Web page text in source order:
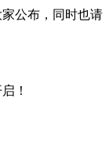
公布，同时也请
！